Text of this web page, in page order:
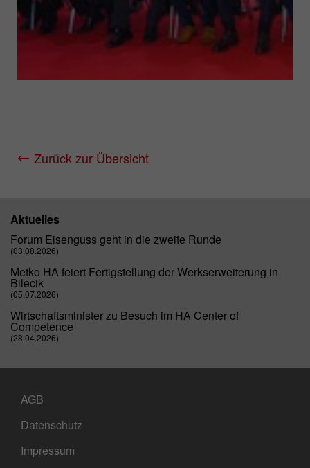
Zurück zur Übersicht
Aktuelles
Forum Eisenguss geht in die zweite Runde
(03.08.2026)
Metko HA feiert Fertigstellung der Werkserweiterung in
Bilecik
(05.07.2026)
Wirtschaftsminister zu Besuch im HA Center of
Competence
(28.04.2026)
AGB
Datenschutz
Impressum